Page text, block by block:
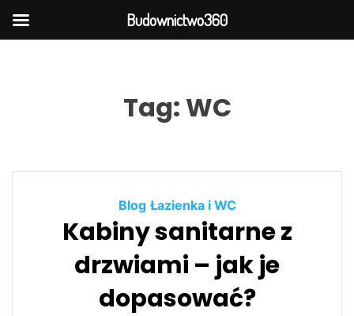
Tag: WC
Blog Łazienka i WC
Kabiny sanitarne z
drzwiami – jak je
dopasować?
Budownictwo360